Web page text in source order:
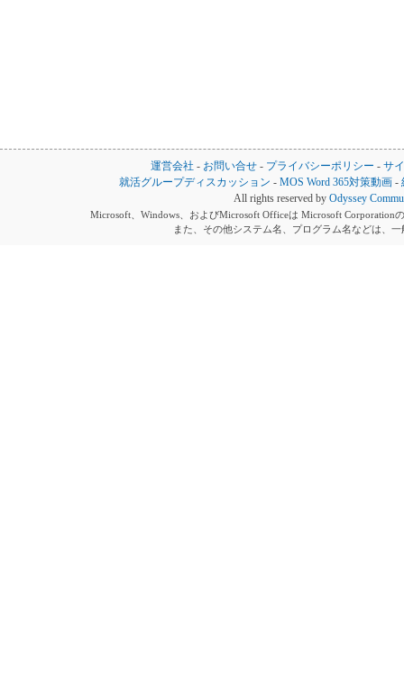
運営会社 - お問い合せ - プライバシーポリシー - サ
就活グループディスカッション -MOS Word 365対策動画 -
All rights reserved by Odyssey
Microsoft、Windows、およびMicrosoft Officeは Microsoft Corporation
また、その他システム名、プログラム名などは、